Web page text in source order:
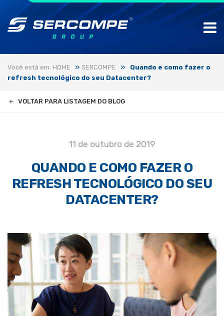
Você está em: HOME » SERCOMPE »
Quando e como fazer o
refresh tecnológico do seu Datacenter?
VOLTAR PARA LISTAGEM DO BLOG
11 de outubro de 2019
QUANDO E COMO FAZER O
REFRESH TECNOLÓGICO DO SEU
DATACENTER?